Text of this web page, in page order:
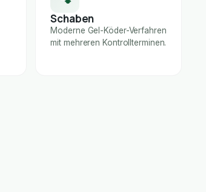
Schaben
Moderne Gel-Köder-Verfahren
mit mehreren Kontrollterminen.